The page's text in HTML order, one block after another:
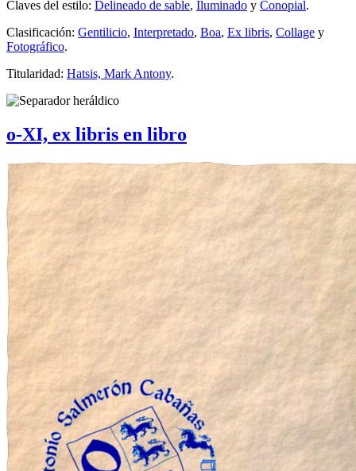
Claves del estilo: Delineado de sable, Iluminado y Conopial.
Clasificación: Gentilicio, Interpretado, Boa, Ex libris, Collage y
Fotográfico.
Titularidad: Hatsis, Mark Antony.
o-XI, ex libris en libro